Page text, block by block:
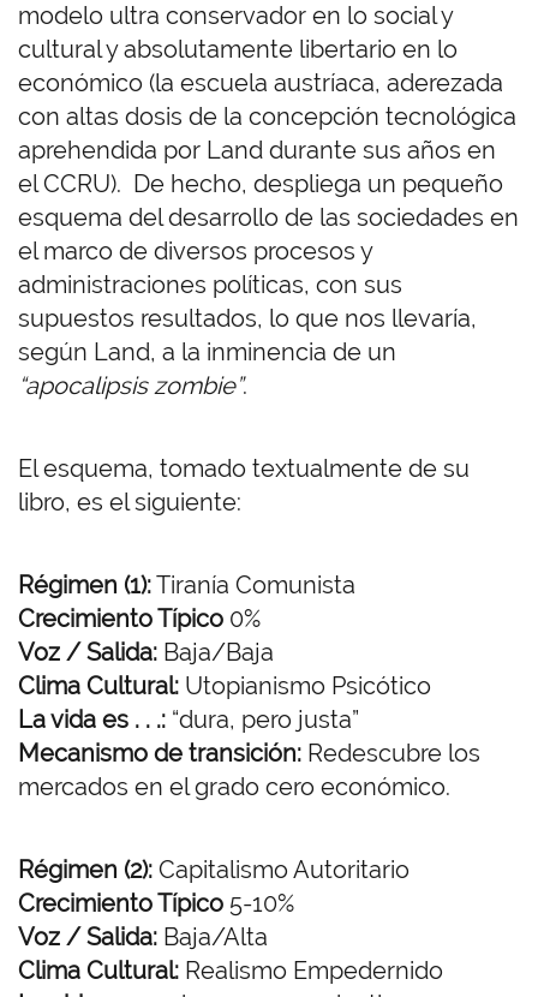
modelo ultra conservador en lo social y
cultural y absolutamente libertario en lo
económico (la escuela austríaca, aderezada
con altas dosis de la concepción tecnológica
aprehendida por Land durante sus años en
el CCRU). De hecho, despliega un pequeño
esquema del desarrollo de las sociedades en
el marco de diversos procesos y
administraciones políticas, con sus
supuestos resultados, lo que nos llevaría,
según Land, a la inminencia de un
“apocalipsis zombie”.
El esquema, tomado textualmente de su
libro, es el siguiente:
Régimen (1):Tiranía Comunista
Crecimiento Típico 0%
Voz / Salida: Baja/Baja
Clima Cultural: Utopianismo Psicótico
La vida es . . .: “dura, pero justa”
Mecanismo de transición: Redescubre los
mercados en el grado cero económico.
Régimen (2): Capitalismo Autoritario
Crecimiento Típico 5-10%
Voz / Salida: Baja/Alta
Clima Cultural: Realismo Empedernido